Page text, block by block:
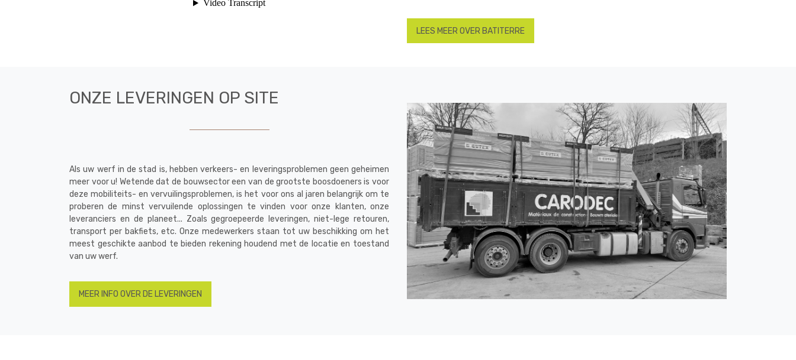
LEES MEER OVER BATITERRE
ONZE LEVERINGEN OP SITE
Als uw werf in de stad is, hebben verkeers- en leveringsproblemen geen geheimen
meer voor u! Wetende dat de bouwsector een van de grootste boosdoeners is voor
deze mobiliteits- en vervuilingsproblemen, is het voor ons al jaren belangrijk om te
proberen de minst vervuilende oplossingen te vinden voor onze klanten, onze
leveranciers en de planeet... Zoals gegroepeerde leveringen, niet-lege retouren,
transport per bakfiets, etc. Onze medewerkers staan tot uw beschikking om het
meest geschikte aanbod te bieden rekening houdend met de locatie en toestand
van uw werf.
MEER INFO OVER DE LEVERINGEN